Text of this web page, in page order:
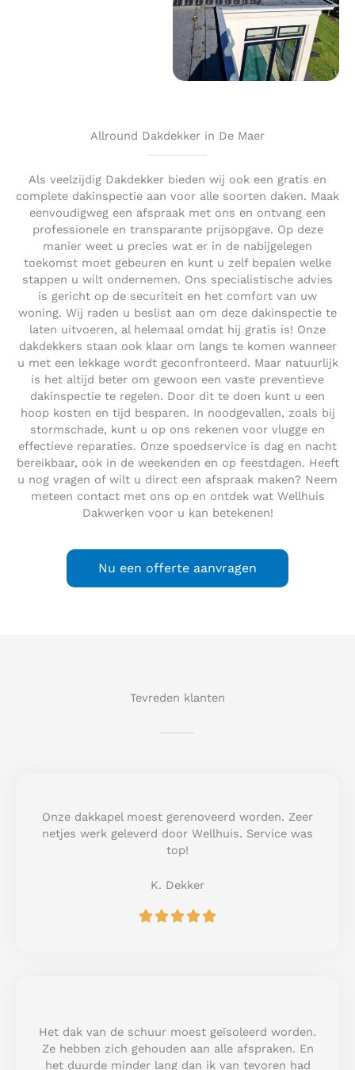
Allround Dakdekker in De Maer
Als veelzijdig Dakdekker bieden wij ook een gratis en
complete dakinspectie aan voor alle soorten daken. Maak
eenvoudigweg een afspraak met ons en ontvang een
professionele en transparante prijsopgave. Op deze
manier weet u precies wat er in de nabijgelegen
toekomst moet gebeuren en kunt u zelf bepalen welke
stappen u wilt ondernemen. Ons specialistische advies
is gericht op de securiteit en het comfort van uw
woning. Wij raden u beslist aan om deze dakinspectie te
laten uitvoeren, al helemaal omdat hij gratis is! Onze
dakdekkers staan ook klaar om langs te komen wanneer
u met een lekkage wordt geconfronteerd. Maar natuurlijk
is het altijd beter om gewoon een vaste preventieve
dakinspectie te regelen. Door dit te doen kunt u een
hoop kosten en tijd besparen. In noodgevallen, zoals bij
stormschade, kunt u op ons rekenen voor vlugge en
effectieve reparaties. Onze spoedservice is dag en nacht
bereikbaar, ook in de weekenden en op feestdagen. Heeft
u nog vragen of wilt u direct een afspraak maken? Neem
meteen contact met ons op en ontdek wat Wellhuis
Dakwerken voor u kan betekenen!
Nu een offerte aanvragen
Tevreden klanten
Onze dakkapel moest gerenoveerd worden. Zeer
netjes werk geleverd door Wellhuis. Service was
top!
K. Dekker
R
u
t
o
Het dak van de schuur moest geïsoleerd worden.
Ze hebben zich gehouden aan alle afspraken. En
het duurde minder lang dan ik van tevoren had